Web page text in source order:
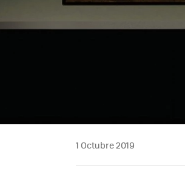
1 Octubre 2019